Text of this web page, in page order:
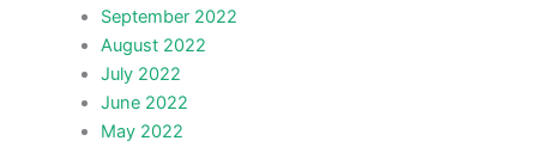
September 2022
August 2022
July 2022
June 2022
May 2022